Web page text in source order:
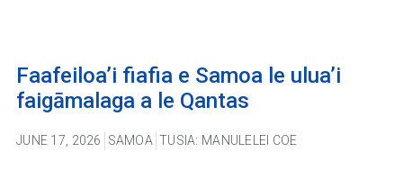
Faafeiloa’i fiafia e Samoa le ulua’i
faigāmalaga a le Qantas
JUNE 17, 2026 SAMOA TUSIA: MANULELEI COE